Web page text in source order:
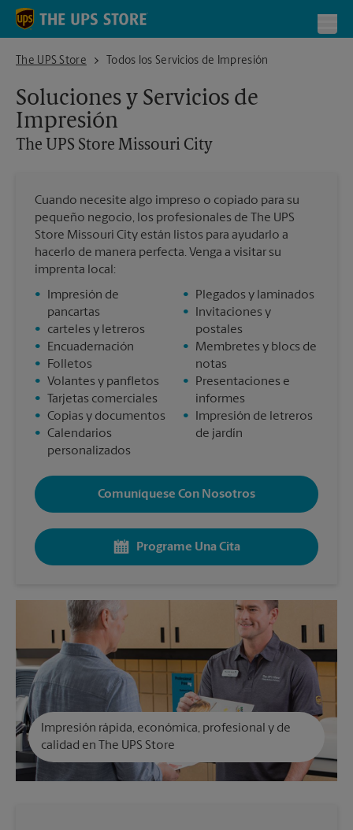
Skip to content
Return to Nav
The UPS Store
The UPS Store Missouri CityTodos los Servicios de Impresión
Soluciones y Servicios de
Impresión
The UPS Store Missouri City
Cuando necesite algo impreso o copiado para su
pequeño negocio, los profesionales de The UPS
Store Missouri City están listos para ayudarlo a
hacerlo de manera perfecta. Venga a visitar su
imprenta local:
•
Impresión de
pancartas
•
carteles y letreros
•
Encuadernación
•
Folletos
•
Volantes y panfletos
•
Tarjetas comerciales
• Copias y documentos
• Calendarios
personalizados
•
Plegados y laminados
•
Invitaciones y
postales
•
Membretes y blocs de
notas
•
Presentaciones e
informes
•
Impresión de letreros
de jardín
Comuníquese Con Nosotros
Programe Una Cita
Impresión rápida, económica, profesional y de
calidad en The UPS Store